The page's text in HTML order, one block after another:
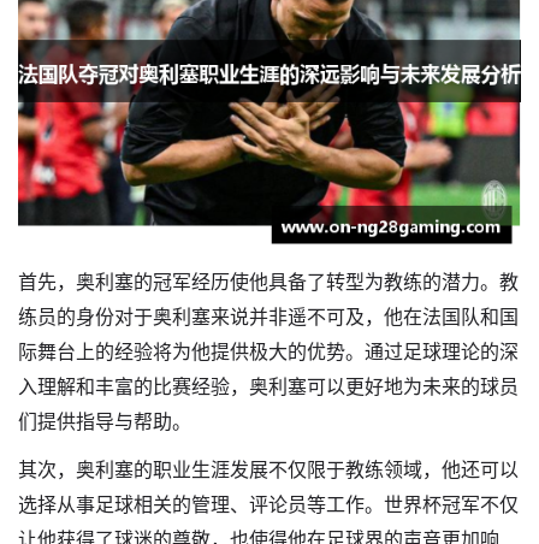
首先，奥利塞的冠军经历使他具备了转型为教练的潜力。教
练员的身份对于奥利塞来说并非遥不可及，他在法国队和国
际舞台上的经验将为他提供极大的优势。通过足球理论的深
入理解和丰富的比赛经验，奥利塞可以更好地为未来的球员
们提供指导与帮助。
其次，奥利塞的职业生涯发展不仅限于教练领域，他还可以
选择从事足球相关的管理、评论员等工作。世界杯冠军不仅